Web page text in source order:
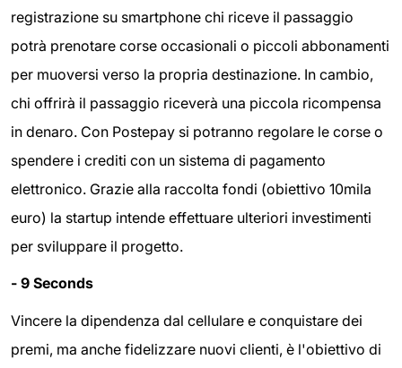
registrazione su smartphone chi riceve il passaggio
potrà prenotare corse occasionali o piccoli abbonamenti
per muoversi verso la propria destinazione. In cambio,
chi offrirà il passaggio riceverà una piccola ricompensa
in denaro. Con Postepay si potranno regolare le corse o
spendere i crediti con un sistema di pagamento
elettronico. Grazie alla raccolta fondi (obiettivo 10mila
euro) la startup intende effettuare ulteriori investimenti
per sviluppare il progetto.
- 9 Seconds
Vincere la dipendenza dal cellulare e conquistare dei
premi, ma anche fidelizzare nuovi clienti, è l'obiettivo di